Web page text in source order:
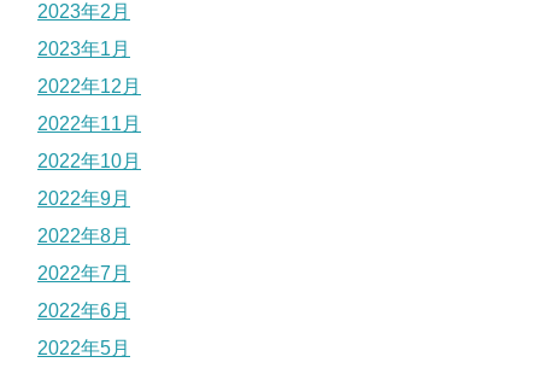
2023年2月
2023年1月
2022年12月
2022年11月
2022年10月
2022年9月
2022年8月
2022年7月
2022年6月
2022年5月